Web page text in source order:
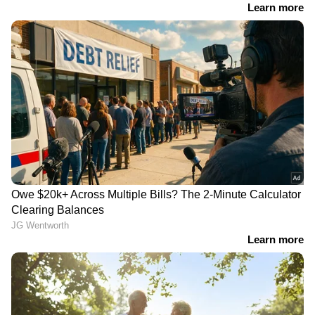
RECOMMENDED STORIES